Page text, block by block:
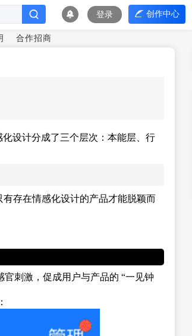
创作中心
登录
合作招商
设计分成了三个层次：本能层、行
存在情感化设计的产品才能脱颖而
刺激，促成用户与产品的 “一见钟